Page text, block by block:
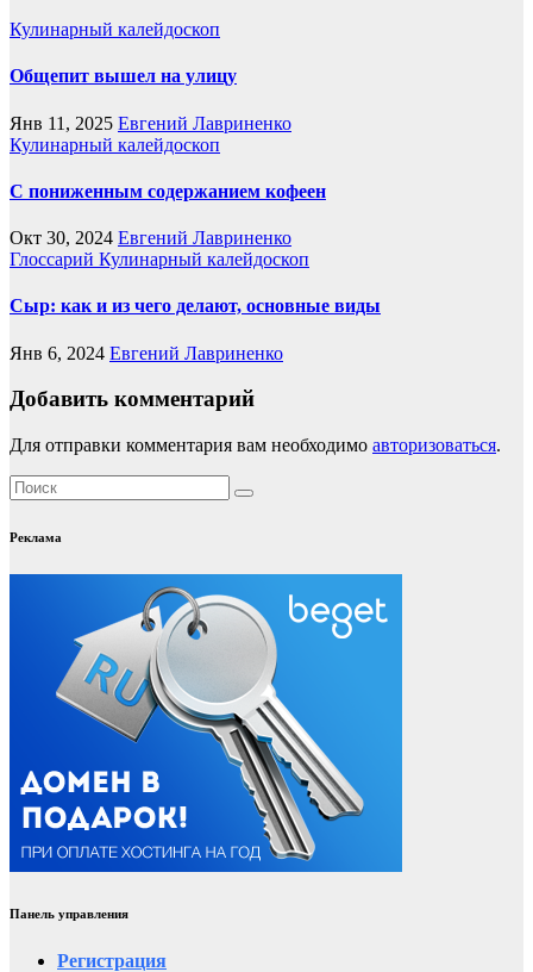
Кулинарный калейдоскоп
Общепит вышел на улицу
Янв 11, 2025 Евгений Лавриненко
Кулинарный калейдоскоп
С пониженным содержанием кофеен
Окт 30, 2024 Евгений Лавриненко
Глоссарий Кулинарный калейдоскоп
Сыр: как и из чего делают, основные виды
Янв 6, 2024 Евгений Лавриненко
Добавить комментарий
Для отправки комментария вам необходимо авторизоваться.
Реклама
Панель управления
Регистрация